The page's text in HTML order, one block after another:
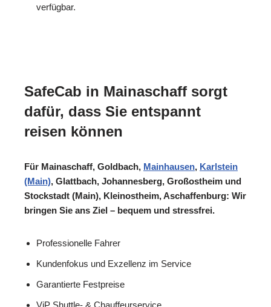
verfügbar.
SafeCab in Mainaschaff sorgt
dafür, dass Sie entspannt
reisen können
Für Mainaschaff, Goldbach, Mainhausen, Karlstein
(Main), Glattbach, Johannesberg, Großostheim und
Stockstadt (Main), Kleinostheim, Aschaffenburg: Wir
bringen Sie ans Ziel – bequem und stressfrei.
Professionelle Fahrer
Kundenfokus und Exzellenz im Service
Garantierte Festpreise
ViP Shuttle- & Chauffeurservice